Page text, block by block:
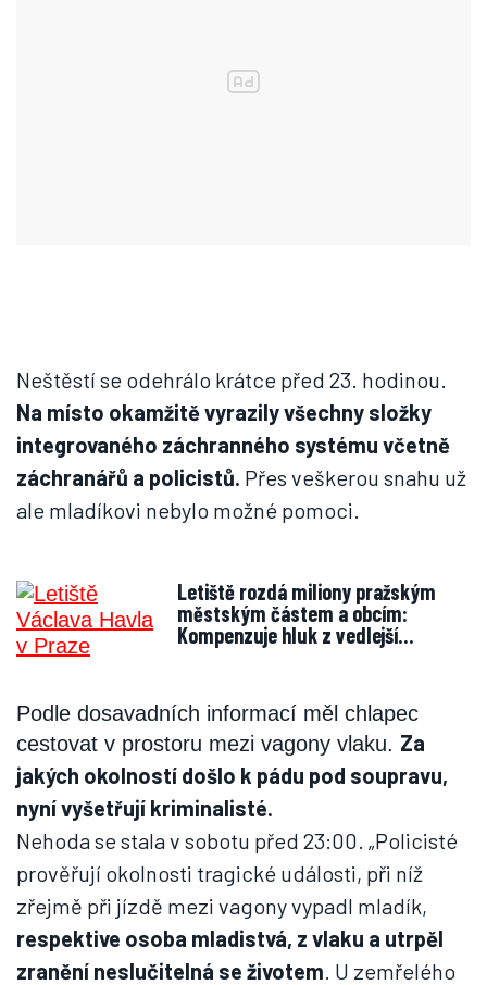
Neštěstí se odehrálo krátce před 23. hodinou.
Na místo okamžitě vyrazily všechny složky
integrovaného záchranného systému včetně
záchranářů a policistů. Přes veškerou snahu už
ale mladíkovi nebylo možné pomoci.
Letiště rozdá miliony pražským
městským částem a obcím:
Kompenzuje hluk z vedlejší…
Podle dosavadních informací měl chlapec
cestovat v prostoru mezi vagony vlaku. Za
jakých okolností došlo k pádu pod soupravu,
nyní vyšetřují kriminalisté.
Nehoda se stala v sobotu před 23:00. „Policisté
prověřují okolnosti tragické události, při níž
zřejmě při jízdě mezi vagony vypadl mladík,
respektive osoba mladistvá, z vlaku a utrpěl
zranění neslučitelná se životem. U zemřelého